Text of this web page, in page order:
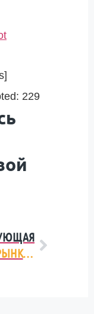
229
ОБЗОР РЫНКА КЕТЧУПА И ТОМАТНОЙ ПАСТЫ